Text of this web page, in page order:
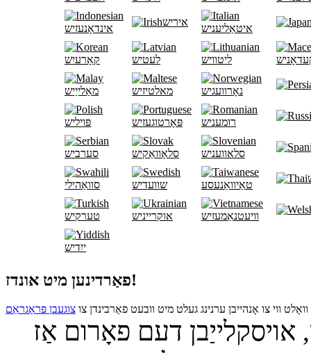
אינדאָנעזיש
איריש
איטאַליעניש
קאָרעיִש לעטיש ליטוויש
מאַלייַיש מאלטיזיש נאָרוועגיש
פּויליש פּאָרטוגעזיש רומעניש
סערביש סלאָוואַקיש סלאוועניש
סוואַהילי שוועדיש טאַיוואַנעסע
טערקיש אוקרייניש וויעטנאַמעזיש
ייִדיש
פאַרדינען מיט אונדז!
ווי צו אָנהייבן ערנינג געלט מיט וובעט פאַרבינדן צו
אויסקלייַבן דעם פאָרום אַז